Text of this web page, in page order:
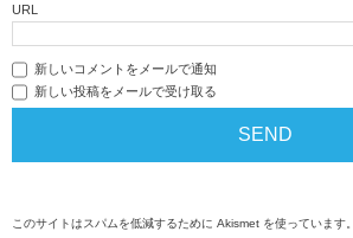
URL
新しいコメントをメールで通知
新しい投稿をメールで受け取る
このサイトはスパムを低減するために Akismet を使っています。